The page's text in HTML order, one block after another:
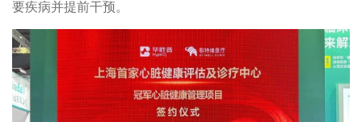
要疾病并提前干预。